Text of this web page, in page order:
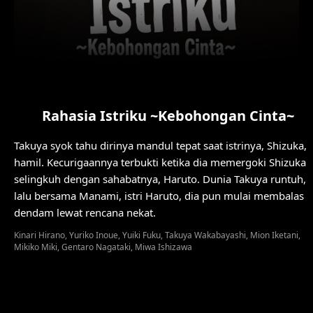
Rahasia Istriku ~Kebohongan Cinta~
Takuya syok tahu dirinya mandul tepat saat istrinya, Shizuka,
hamil. Kecurigaannya terbukti ketika dia memergoki Shizuka
selingkuh dengan sahabatnya, Haruto. Dunia Takuya runtuh,
lalu bersama Manami, istri Haruto, dia pun mulai membalas
dendam lewat rencana nekat.
Kinari Hirano, Yuriko Inoue, Yuiki Fuku, Takuya Wakabayashi, Mion Iketani,
Mikiko Miki, Gentaro Nagataki, Miwa Ishizawa